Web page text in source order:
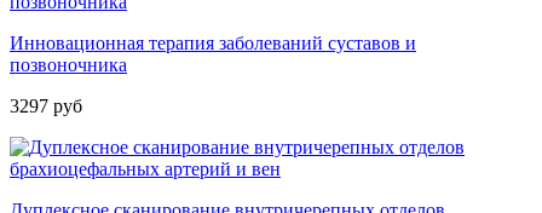
Инновационная терапия заболеваний суставов и
позвоночника
3297 руб